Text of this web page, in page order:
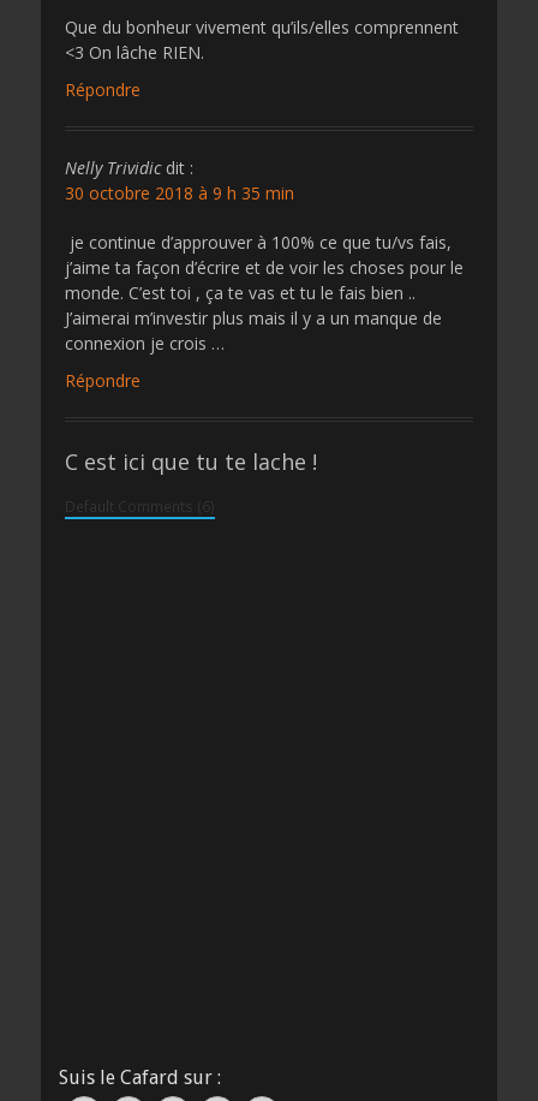
Que du bonheur vivement qu’ils/elles comprennent
<3 On lâche RIEN.
Répondre
Nelly Trividic dit :
30 octobre 2018 à 9 h 35 min
️ je continue d’approuver à 100% ce que tu/vs fais,
j’aime ta façon d’écrire et de voir les choses pour le
monde. C’est toi , ça te vas et tu le fais bien ..
J’aimerai m’investir plus mais il y a un manque de
connexion je crois …
Répondre
C est ici que tu te lache !
Default Comments (6)
Suis le Cafard sur :